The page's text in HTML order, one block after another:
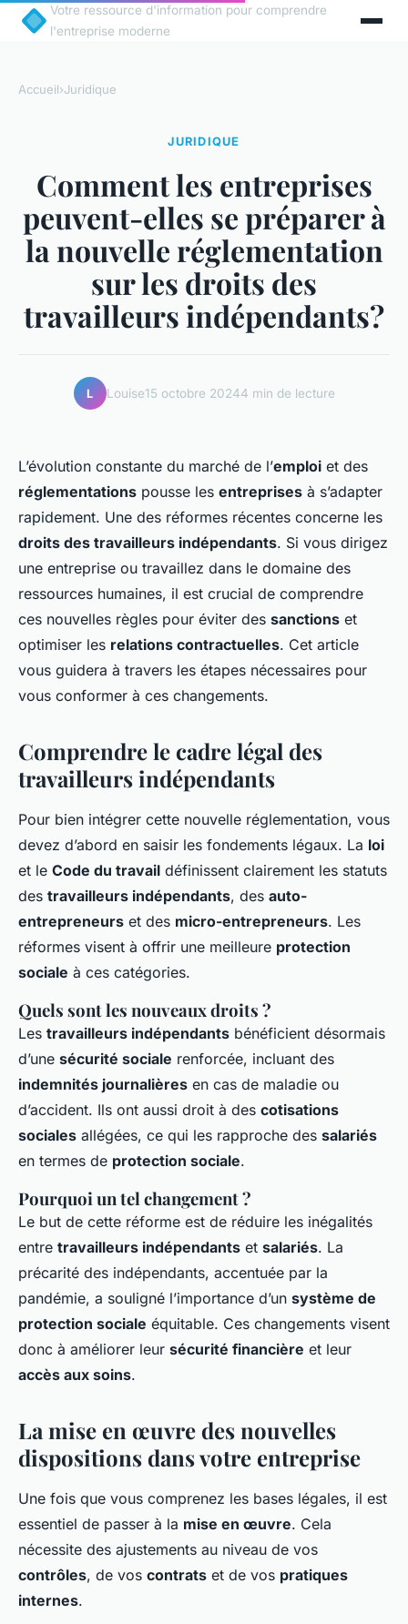
Votre ressource d'information pour comprendre
l'entreprise moderne
Accueil›Juridique
JURIDIQUE
Comment les entreprises
peuvent-elles se préparer à
la nouvelle réglementation
sur les droits des
travailleurs indépendants?
L Louise15 octobre 20244 min de lecture
L’évolution constante du marché de l’emploi et des
réglementations pousse les entreprises à s’adapter
rapidement. Une des réformes récentes concerne les
droits des travailleurs indépendants. Si vous dirigez
une entreprise ou travaillez dans le domaine des
ressources humaines, il est crucial de comprendre
ces nouvelles règles pour éviter des sanctions et
optimiser les relations contractuelles. Cet article
vous guidera à travers les étapes nécessaires pour
vous conformer à ces changements.
Comprendre le cadre légal des
travailleurs indépendants
Pour bien intégrer cette nouvelle réglementation, vous
devez d’abord en saisir les fondements légaux. La loi
et le Code du travail définissent clairement les statuts
des travailleurs indépendants, des auto-
entrepreneurs et des micro-entrepreneurs. Les
réformes visent à offrir une meilleure protection
sociale à ces catégories.
Quels sont les nouveaux droits ?
Les travailleurs indépendants bénéficient désormais
d’une sécurité sociale renforcée, incluant des
indemnités journalières en cas de maladie ou
d’accident. Ils ont aussi droit à des cotisations
sociales allégées, ce qui les rapproche des salariés
en termes de protection sociale.
Pourquoi un tel changement ?
Le but de cette réforme est de réduire les inégalités
entre travailleurs indépendants et salariés. La
précarité des indépendants, accentuée par la
pandémie, a souligné l’importance d’un système de
protection sociale équitable. Ces changements visent
donc à améliorer leur sécurité financière et leur
accès aux soins.
La mise en œuvre des nouvelles
dispositions dans votre entreprise
Une fois que vous comprenez les bases légales, il est
essentiel de passer à la mise en œuvre. Cela
nécessite des ajustements au niveau de vos
contrôles, de vos contrats et de vos pratiques
internes.